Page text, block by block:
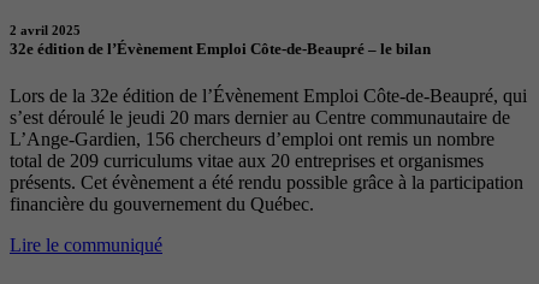
2 avril 2025
32e édition de l’Évènement Emploi Côte-de-Beaupré – le bilan
Lors de la 32e édition de l’Évènement Emploi Côte-de-Beaupré, qui
s’est déroulé le jeudi 20 mars dernier au Centre communautaire de
L’Ange-Gardien, 156 chercheurs d’emploi ont remis un nombre
total de 209 curriculums vitae aux 20 entreprises et organismes
présents. Cet évènement a été rendu possible grâce à la participation
financière du gouvernement du Québec.
Lire le communiqué